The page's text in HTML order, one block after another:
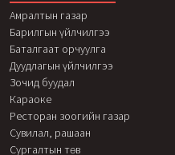
Амралтын газар
Барилгын үйлчилгээ
Баталгаат орчуулга
Дуудлагын үйлчилгээ
Зочид буудал
Караоке
Ресторан зоогийн газар
Сувилал, рашаан
Сургалтын төв